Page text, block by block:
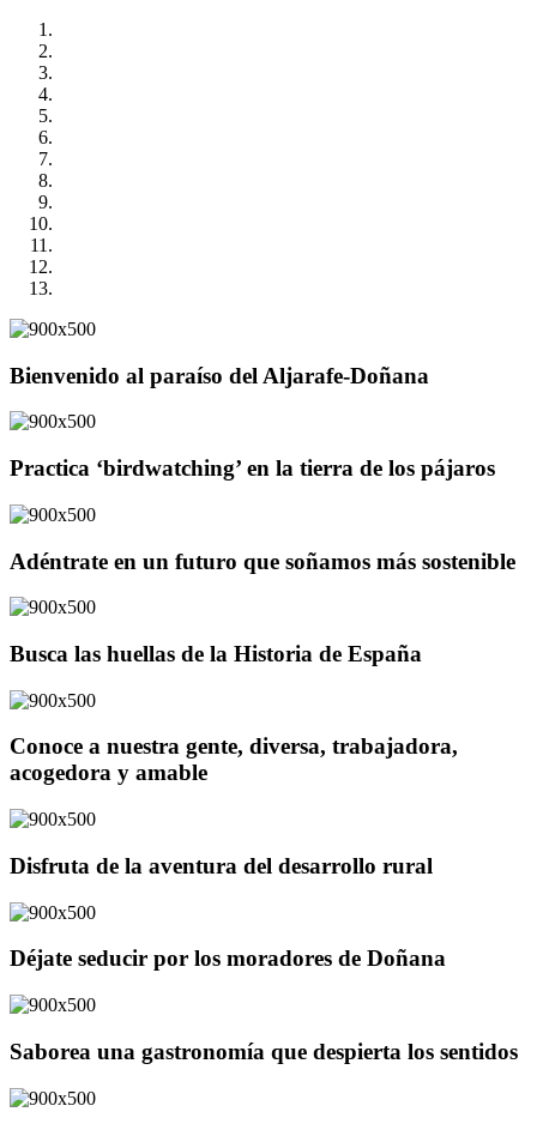
Bienvenido al paraíso del Aljarafe-Doñana
Practica ‘birdwatching’ en la tierra de los pájaros
Adéntrate en un futuro que soñamos más sostenible
Busca las huellas de la Historia de España
Conoce a nuestra gente, diversa, trabajadora,
acogedora y amable
Disfruta de la aventura del desarrollo rural
Déjate seducir por los moradores de Doñana
Saborea una gastronomía que despierta los sentidos